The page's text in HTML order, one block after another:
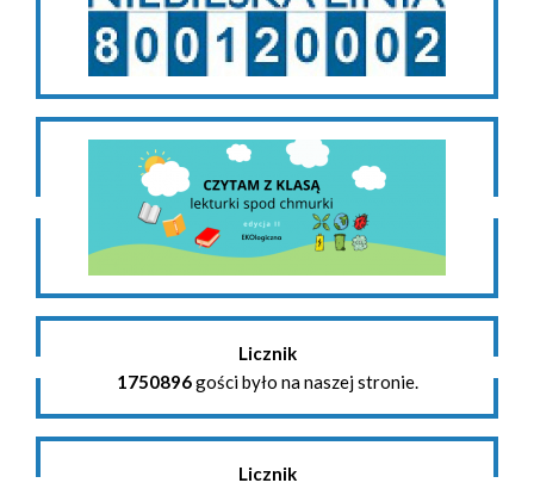
Licznik
1750896gości było na naszej stronie.
Licznik